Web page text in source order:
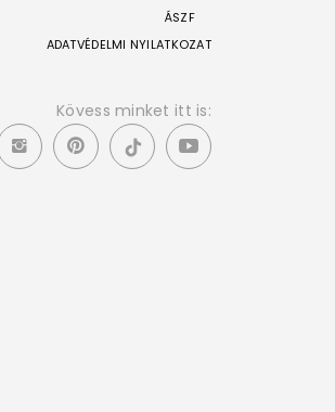
ÁSZF
ADATVÉDELMI NYILATKOZAT
Kövess minket itt is: